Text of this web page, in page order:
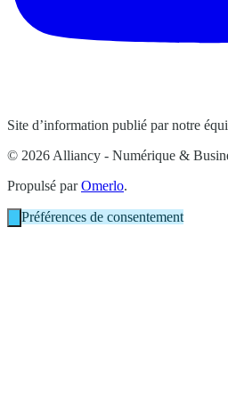
Site d’information publié par notre
© 2026 Alliancy - Numérique &
Propulsé parOmerlo.
Préférences de consentement